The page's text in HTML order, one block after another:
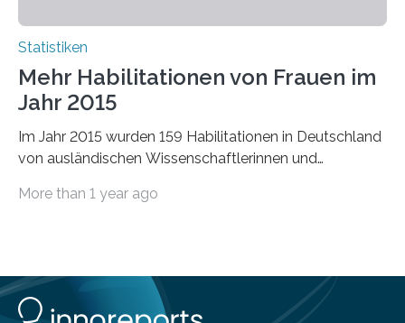
Statistiken
Mehr Habilitationen von Frauen im
Jahr 2015
Im Jahr 2015 wurden 159 Habilitationen in Deutschland
von ausländischen Wissenschaftlerinnen und
More than 1 year ago